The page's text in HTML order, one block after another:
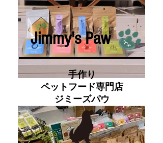
Jimmy's Paw
手作り
ペットフード専門店
​ジミーズパウ